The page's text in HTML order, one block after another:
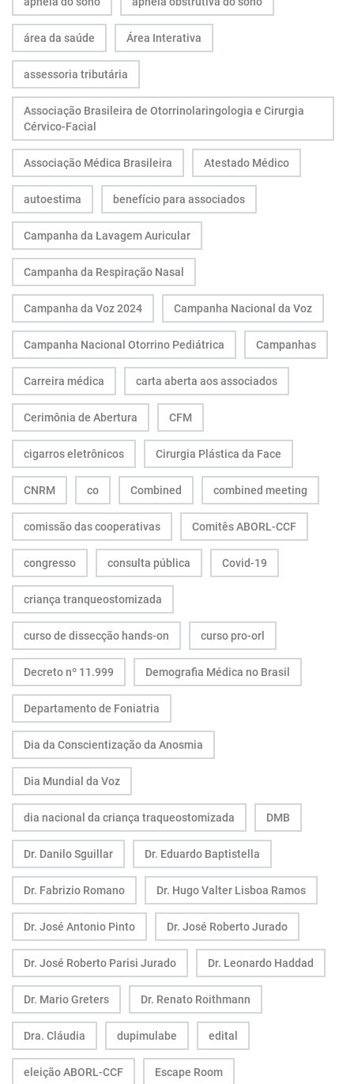
área da saúde Área Interativa
assessoria tributária
Associação Brasileira de Otorrinolaringologia e Cirurgia
Cérvico-Facial
Associação Médica Brasileira Atestado Médico
autoestima benefício para associados
Campanha da Lavagem Auricular
Campanha da Respiração Nasal
Campanha da Voz 2024 Campanha Nacional da Voz
Campanha Nacional Otorrino Pediátrica Campanhas
Carreira médica carta aberta aos associados
Cerimônia de Abertura CFM
cigarros eletrônicos Cirurgia Plástica da Face
CNRM co Combined combined meeting
comissão das cooperativas Comitês ABORL-CCF
congresso consulta pública Covid-19
criança tranqueostomizada
curso de dissecção hands-on curso pro-orl
Decreto nº 11.999 Demografia Médica no Brasil
Departamento de Foniatria
Dia da Conscientização da Anosmia
Dia Mundial da Voz
dia nacional da criança traqueostomizada DMB
Dr. Danilo Sguillar Dr. Eduardo Baptistella
Dr. Fabrizio Romano Dr. Hugo Valter Lisboa Ramos
Dr. José Antonio Pinto Dr. José Roberto Jurado
Dr. José Roberto Parisi Jurado Dr. Leonardo Haddad
Dr. Mario Greters Dr. Renato Roithmann
Dra. Cláudia dupimulabe edital
eleição ABORL-CCF Escape Room